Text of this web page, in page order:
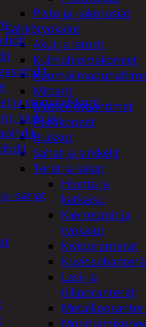
Pisto ja -jakorasiat
Sähkötyökalut
Akut ja laturit
Kulmahiomakoneet
Mittarit
Mutterinvääntimet
Porakoneet
Ruiskut
Sahat ja sirkkelit
Terät ja laikat
Hionta ja
katkaisu
Kierretapit ja
työkalut
Kiviporanterät
Kuviosahanterä
Lasi- ja
tiiliporanterät
ja voimaleikkurit
kärki ja-
-sarjat